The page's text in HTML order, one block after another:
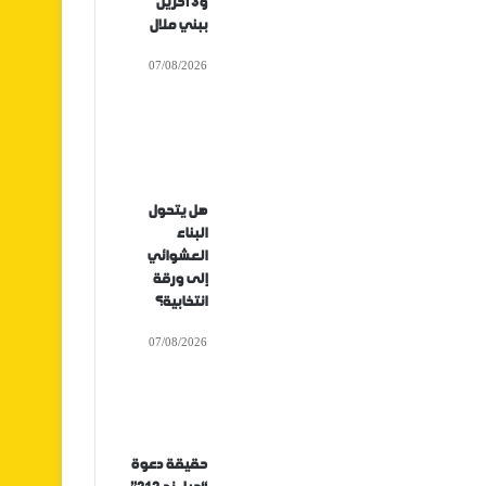
ببني ملال
07/08/2026
هل يتحول
البناء
العشوائي
إلى ورقة
انتخابية؟
07/08/2026
حقيقة دعوة